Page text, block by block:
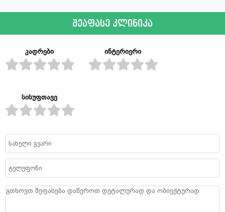
შეაფასე კლინიკა
კადრები ინტერიერი
სისუფთავე